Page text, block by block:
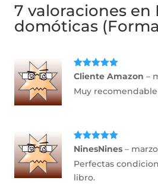
7 valoraciones en
domóticas
Valorado
Cliente Amazon–
Muy recomendable
Valorado
NinesNines–
Perfectas
libro.